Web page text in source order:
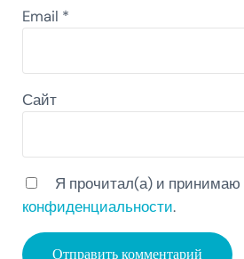
Email *
Сайт
Я прочитал(а) и принимаю
конфиденциальности.